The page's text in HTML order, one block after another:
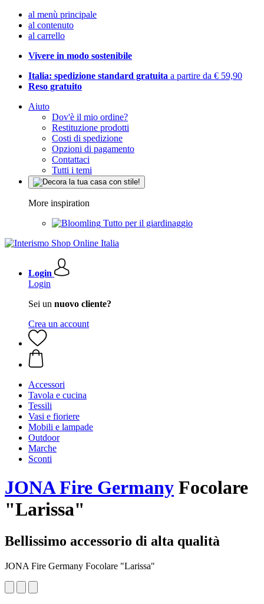
al menù principale
al contenuto
al carrello
Vivere in modo sostenibile
Italia: spedizione standard gratuita a partire da € 59,90
Reso gratuito
Aiuto
Dov'è il mio ordine?
Restituzione prodotti
Costi di spedizione
Opzioni di pagamento
Contattaci
Tutti i temi
More inspiration
Tutto per il giardinaggio
Login
Login
Sei un nuovo cliente?
Crea un account
Accessori
Tavola e cucina
Tessili
Vasi e fioriere
Mobili e lampade
Outdoor
Marche
Sconti
JONA Fire Germany Focolare
"Larissa"
Bellissimo accessorio di alta qualità
JONA Fire Germany Focolare "Larissa"